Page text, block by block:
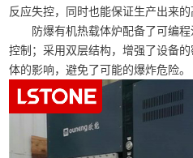
反应失控，同时也能保证生产出来的
防爆有机热载体炉配备了可编
控制；采用双层结构，增强了设备
体的影响，避免了可能的爆炸危险。